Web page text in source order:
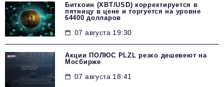
Биткоин (XBT/USD) корректируется в
пятницу в цене и торгуется на уровне
64400 долларов
07 августа 19:30
Акции ПОЛЮС PLZL резко дешевеют на
Мосбирже
07 августа 18:41